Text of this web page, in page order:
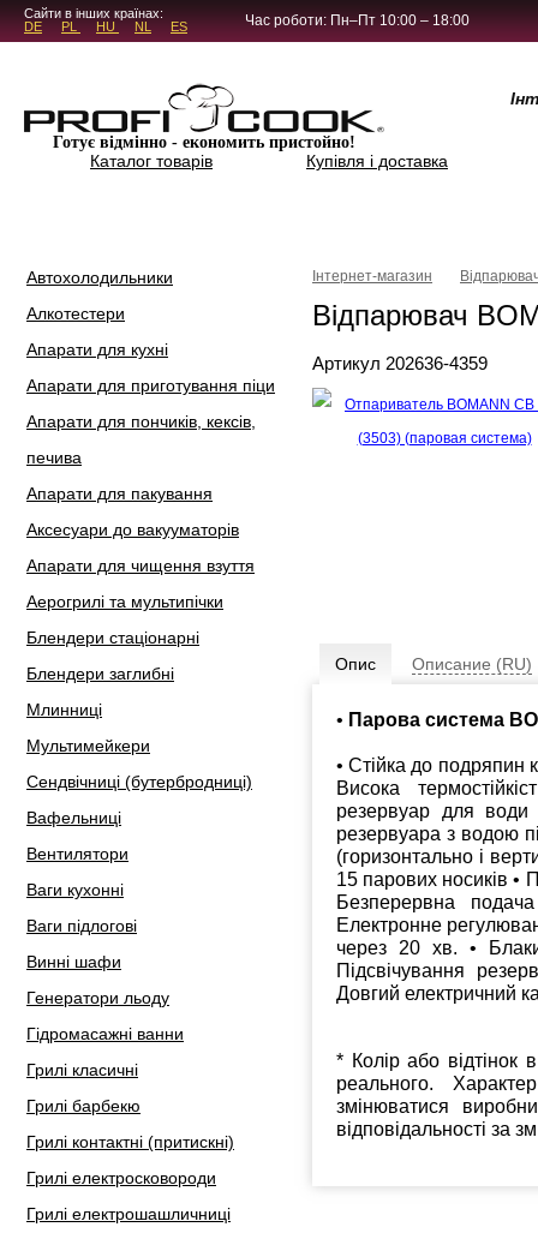
5.4.45Сайти в інших країнах:
DE
PL HU NL ES Час роботи: Пн–Пт 10:00 – 18:00
Готує відмінно - економить пристойно!
Каталог товарів Купівля і доставка
Автохолодильники
Алкотестери
Апарати для кухні
Апарати для приготування піци
Апарати для пончиків, кексів,
печива
Апарати для пакування
Аксесуари до вакууматорів
Апарати для чищення взуття
Аерогрилі та мультипічки
Блендери стаціонарні
Блендери заглибні
Млинниці
Мультимейкери
Сендвічниці (бутербродниці)
Вафельниці
Вентилятори
Ваги кухонні
Ваги підлогові
Винні шафи
Генератори льоду
Гідромасажні ванни
Грилі класичні
Грилі барбекю
Грилі контактні (притискні)
Грилі електросковороди
Грилі електрошашличниці
Інтернет-магазин
Відпарювач
Артикул 202636-4359
Опис Описание (RU)
• Парова система
• Стійка до подряпин
Висока
резервуар для
резервуара з водою
(горизонтально і
15 парових носиків •
Безперервна
Електронне
через 20 хв. •
Підсвічування
Довгий електричний
* Колір або відтінок
реального.
змінюватися
відповідальності за